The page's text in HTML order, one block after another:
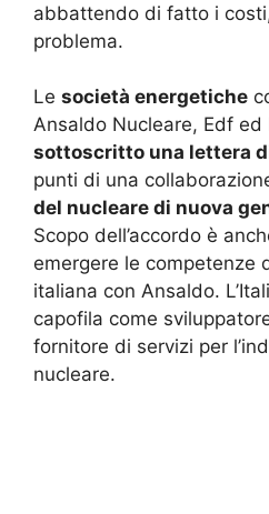
abbattendo di fatto i
problema.
Le società energetiche
Ansaldo Nucleare, Edf ed
sottoscritto una lettera
punti di una
del nucleare di nuova
Scopo dell’accordo è
emergere le competenze
italiana con Ansaldo.
capofila come
fornitore di servizi per
nucleare.